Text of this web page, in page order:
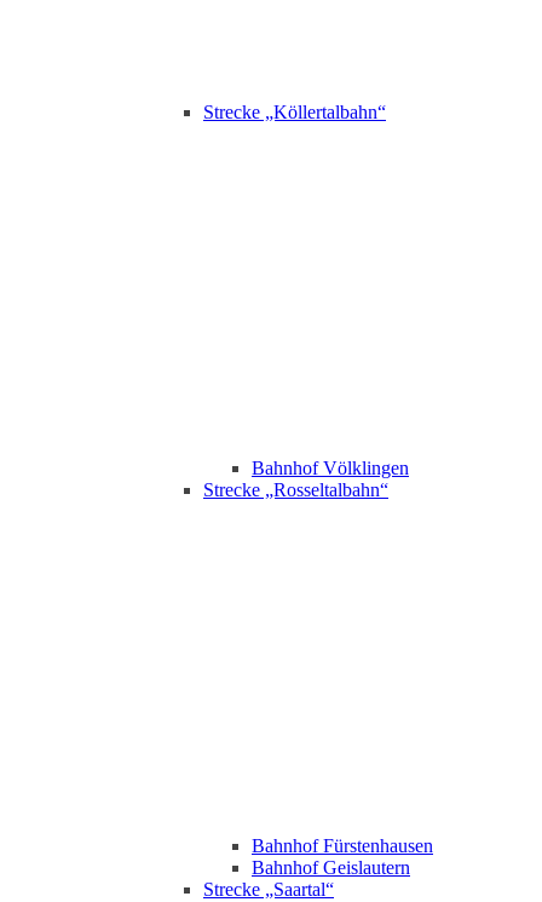
Strecke „Köllertalbahn“
Bahnhof Völklingen
Strecke „Rosseltalbahn“
Bahnhof Fürstenhausen
Bahnhof Geislautern
Strecke „Saartal“